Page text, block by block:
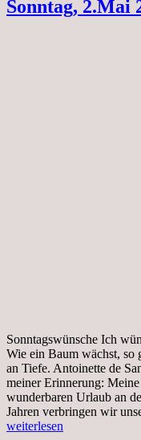
Sonntag, 2.Mai
Sonntagswünsche Ich
Wie ein Baum wächst, so
an Tiefe. Antoinette de
meiner Erinnerung:
wunderbaren Urlaub an
Jahren verbringen wir
weiterlesen